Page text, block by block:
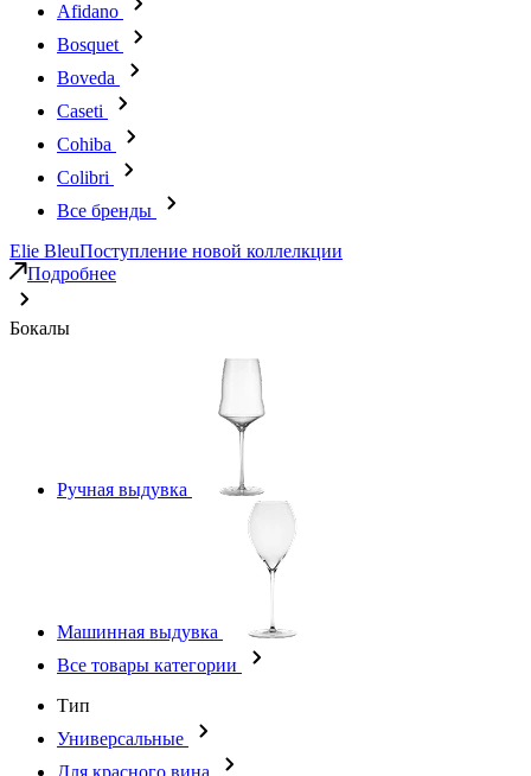
Afidano
Bosquet
Boveda
Caseti
Cohiba
Colibri
Все бренды
Elie BleuПоступление новой коллелкции
Подробнее
Бокалы
Ручная выдувка
Машинная выдувка
Все товары категории
Тип
Универсальные
Для красного вина